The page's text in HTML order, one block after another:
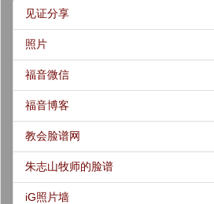
见证分享
照片
福音微信
福音博客
教会脸谱网
朱志山牧师的脸谱
iG照片墙